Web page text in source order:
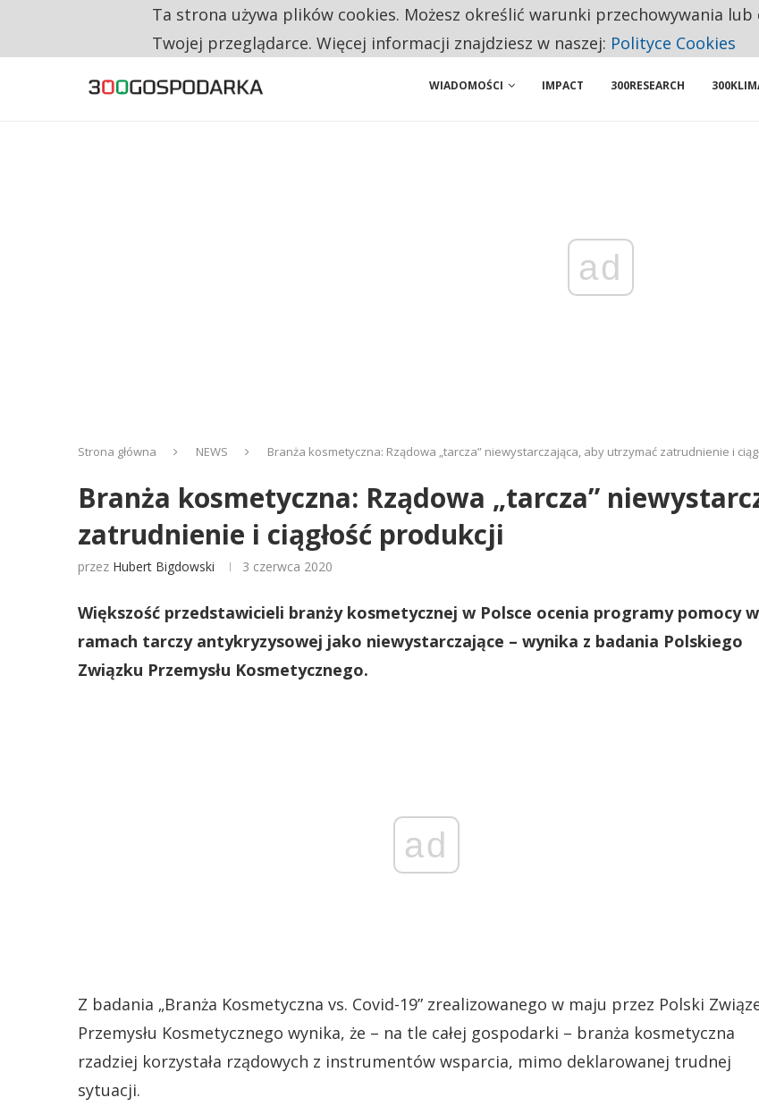
RESTRYKCJE CHIN UDERZAJĄ W EUROPEJSKI PRZEMYSŁ. NA LIŚCIE SĄ DWA PODMIOTY Z POLSKI
WIADOMOŚCI IMPACT 300RESEARCH
ad
Strona główna NEWS Branża kosmetyczna: Rządowa „tarcza” niewystarczająca, aby utrzymać zatrudnienie i
Branża kosmetyczna: Rządowa „tarcza”
zatrudnienie i ciągłość produkcji
przez Hubert Bigdowski 3 czerwca 2020
Większość przedstawicieli branży kosmetycznej w Polsce ocenia programy pomocy w
ramach tarczy antykryzysowej jako niewystarczające – wynika z badania Polskiego
Związku Przemysłu Kosmetycznego.
ad
Z badania „Branża Kosmetyczna vs. Covid-19” zrealizowanego w maju przez Polski
Przemysłu Kosmetycznego wynika, że – na tle całej gospodarki – branża kosmetyczna
rzadziej korzystała rządowych z instrumentów wsparcia, mimo deklarowanej trudnej
sytuacji.
Ta strona używa plików cookies. Możesz określić warunki przechowywania
Twojej przeglądarce. Więcej informacji znajdziesz w naszej: Polityce Cookies